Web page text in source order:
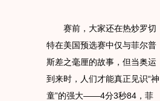
赛前，大家还在热炒罗切
特在美国预选赛中仅与菲尔普
斯差之毫厘的故事，但当奥运
到来时，人们才能真正见识“神
童”的强大——4分3秒84，菲